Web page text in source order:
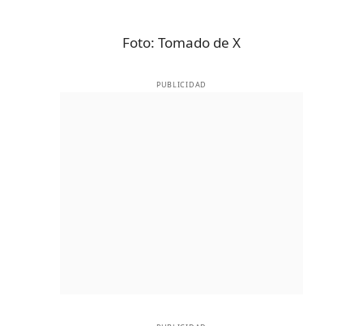
Foto: Tomado de X
PUBLICIDAD